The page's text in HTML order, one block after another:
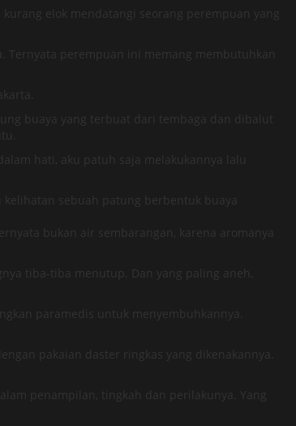
elok mendatangi seorang perempuan yang
Ternyata perempuan ini memang membutuhkan
buaya yang terbuat dari tembaga dan dibalut
hati, aku patuh saja melakukannya lalu
sebuah patung berbentuk buaya
bukan air sembarangan, karena aromanya
tiba-tiba menutup. Dan yang paling aneh,
paramedis untuk menyembuhkannya.
pakaian daster ringkas yang dikenakannya.
penampilan, tingkah dan perilakunya. Yang